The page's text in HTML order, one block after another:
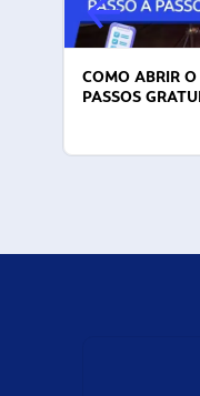
COMO ABRIR
PASSOS